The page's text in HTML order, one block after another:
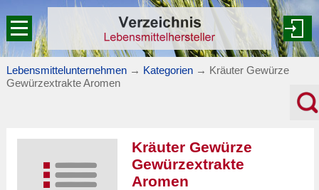
Lebensmittelunternehmen → Kategorien → Kräuter Gewürze
Gewürzextrakte Aromen
Kräuter Gewürze
Gewürzextrakte
Aromen